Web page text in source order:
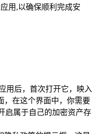
用,以确保顺利完成安
用后，首次打开它，映入
，在这个界面中，你需要
启属于自己的加密资产存